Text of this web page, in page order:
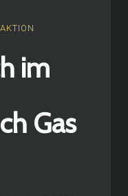
im
Gas